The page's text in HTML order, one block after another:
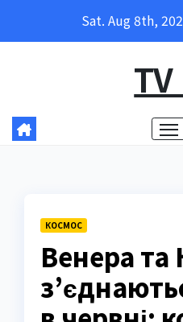
Sat. Aug 8th,
КОСМОС
Венера та